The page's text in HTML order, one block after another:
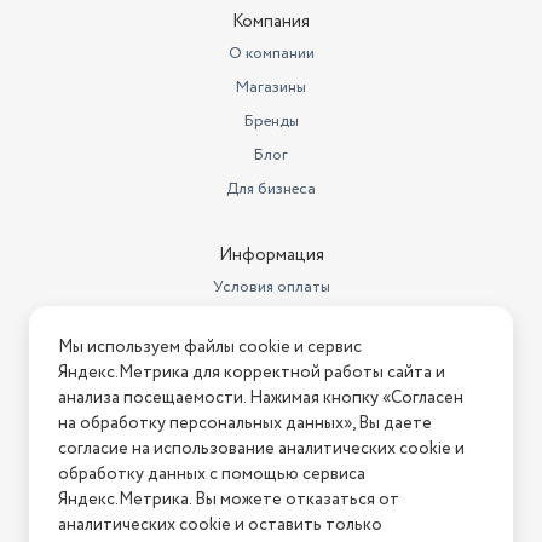
Диаметр штуцера для отвода
Компания
О компании
Магазины
Бренды
Блог
Для бизнеса
Информация
Условия оплаты
Условия возврата
Нашли ошибку на сайте? Напишите нам
2026 © Интернет-магазин "АстМаркет". У нас есть всё!
Политика конфиденциальности
Мы используем файлы cookie и сервис
Яндекс.Метрика для корректной работы сайта и
анализа посещаемости. Нажимая кнопку «Согласен
на обработку персональных данных», Вы даете
согласие на использование аналитических cookie и
обработку данных с помощью сервиса
Яндекс.Метрика. Вы можете отказаться от
аналитических cookie и оставить только